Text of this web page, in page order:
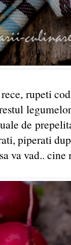
rupeti
de
piperati
va vad..